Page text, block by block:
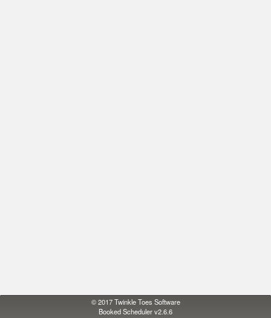
© 2017Twinkle Toes Software
Booked Scheduler v2.6.6